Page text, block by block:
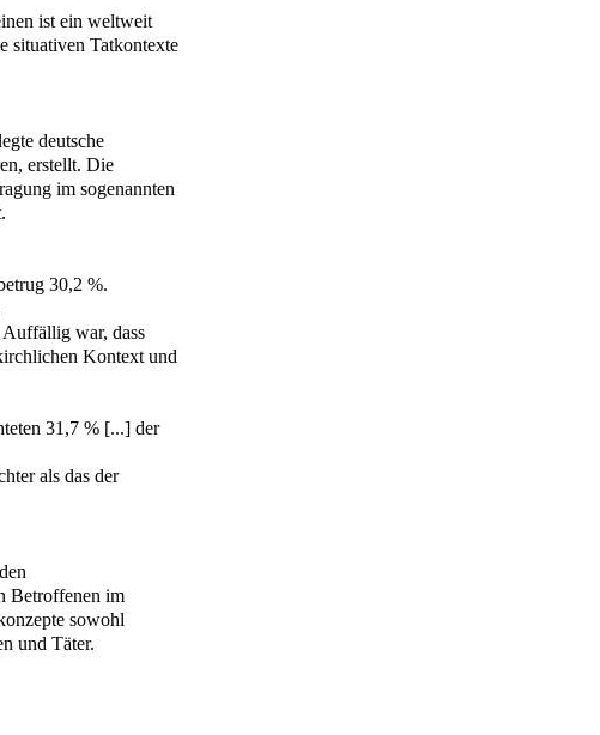
ist ein weltweit
situativen Tatkontexte
deutsche
erstellt. Die
im sogenannten
30,2 %.
war, dass
Kontext und
31,7 % [...] der
als das der
Betroffenen im
sowohl
und Täter.